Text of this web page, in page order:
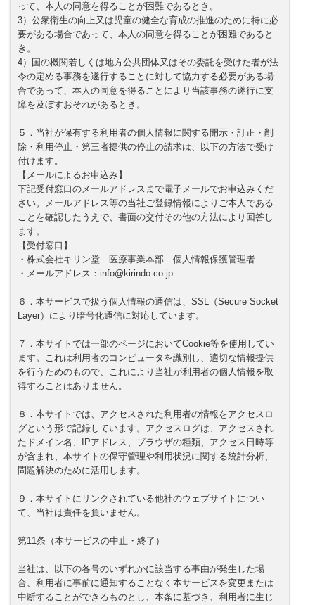
って、本人の同意を得ることが困難であるとき。
3）公衆衛生の向上又は児童の健全な育成の推進のために特に必
要がある場合であって、本人の同意を得ることが困難であると
き。
4）国の機関若しくは地方公共団体又はその委託を受けた者が法
令の定める事務を遂行することに対して協力する必要がある場
合であって、本人の同意を得ることにより当該事務の遂行に支
障を及ぼすおそれがあるとき。
５．当社が保有する利用者の個人情報に関する開示・訂正・削
除・利用停止・第三者提供の停止の請求は、以下の方法で受け
付けます。
【メールによるお申込み】
下記受付窓口のメールアドレスまで電子メールでお申込みくだ
さい。メールアドレス等の当社ご登録情報によりご本人である
ことを確認したうえで、書面の交付その他の方法により回答し
ます。
【受付窓口】
・株式会社キリン堂 医療事業本部 個人情報保護管理者
・メールアドレス：info@kirindo.co.jp
６．本サービスで扱う個人情報の通信は、SSL（Secure Socket
Layer）により暗号化通信に対応しています。
７．本サイトでは一部のページにおいてCookie等を使用してい
ます。これは利用者のコンピュータを識別し、適切な情報提供
を行うためのもので、これにより当社が利用者の個人情報を取
得することはありません。
８．本サイトでは、アクセスされた利用者の情報をアクセスロ
グという形で記録しています。アクセスログは、アクセスされ
たドメイン名、IPアドレス、ブラウザの種類、アクセス日時等
が含まれ、本サイトの保守管理や利用状況に関する統計分析、
問題解決のために活用します。
９．本サイトにリンクされている他社のウェブサイトについ
て、当社は責任を負いません。
第11条（本サービスの中止・終了）
当社は、以下の各号のいずれかに該当する事由が発生した場
合、利用者に事前に通知することなく本サービスを変更または
中断することができるものとし、本条に基づき、利用者に生じ